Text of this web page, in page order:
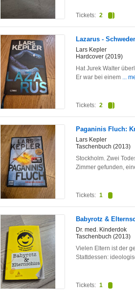
Tickets: 2
Lazarus -
Lars Kepler
Hardcover (2019)
Hat Jurek Walter
Er war bei einem ...
Tickets: 2
Paganinis Fluch:
Lars Kepler
Taschenbuch (2013)
Stockholm. Zwei
Zimmer gefunden,
Tickets: 1
Babyrotz &
Dr. med. Kinderdok
Taschenbuch (2013)
Vielen Eltern ist der
Stattdessen:
Tickets: 1